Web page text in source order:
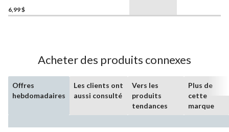
transparent, 46 po
6,99 $
Acheter des produits connexes
Offres
hebdomadaires
Les clients ont
aussi consulté
Vers les
produits
tendances
Plus de
cette
marque